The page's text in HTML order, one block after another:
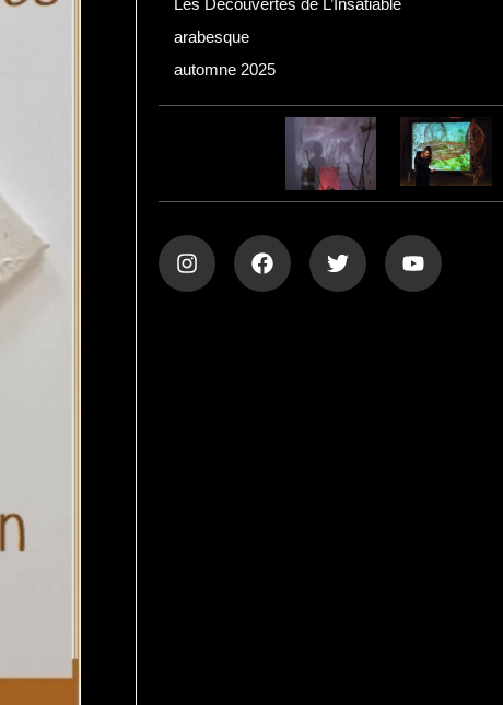
Les Découvertes de L’Insatiable
arabesque
automne 2025